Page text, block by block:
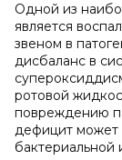
Одной из
является
звеном в
дисбаланс в
ротовой
повреждению
дефицит может